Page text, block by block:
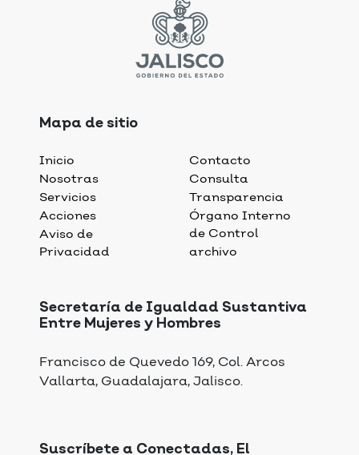
Mapa de sitio
Inicio
Nosotras
Servicios
Acciones
Aviso de
Privacidad
Contacto
Consulta
Transparencia
Órgano Interno
de Control
archivo
Secretaría de Igualdad Sustantiva
Entre Mujeres y Hombres
Francisco de Quevedo 169, Col. Arcos
Vallarta, Guadalajara, Jalisco.
Suscríbete a Conectadas, El